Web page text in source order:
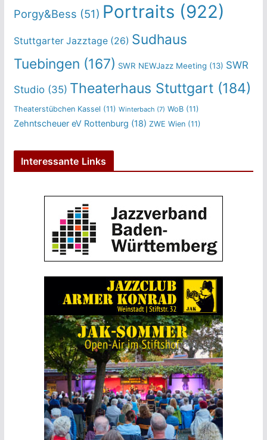
Porgy&Bess (51) Portraits (922)
Stuttgarter Jazztage(26) Sudhaus
Tuebingen (167) SWR NEWJazz Meeting (13) SWR
Studio(35) Theaterhaus Stuttgart(184)
Theaterstübchen Kassel (11) Winterbach (7) WoB(11)
Zehntscheuer eV Rottenburg (18) ZWE Wien(11)
Interessante Links